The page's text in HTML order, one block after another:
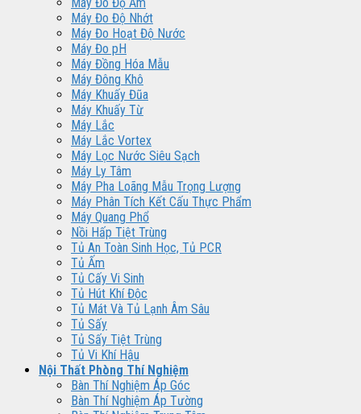
Máy Đo Độ Ẩm
Máy Đo Độ Nhớt
Máy Đo Hoạt Độ Nước
Máy Đo pH
Máy Đồng Hóa Mẫu
Máy Đông Khô
Máy Khuấy Đũa
Máy Khuấy Từ
Máy Lắc
Máy Lắc Vortex
Máy Lọc Nước Siêu Sạch
Máy Ly Tâm
Máy Pha Loãng Mẫu Trọng Lượng
Máy Phân Tích Kết Cấu Thực Phẩm
Máy Quang Phổ
Nồi Hấp Tiệt Trùng
Tủ An Toàn Sinh Học, Tủ PCR
Tủ Ấm
Tủ Cấy Vi Sinh
Tủ Hút Khí Độc
Tủ Mát Và Tủ Lạnh Âm Sâu
Tủ Sấy
Tủ Sấy Tiệt Trùng
Tủ Vi Khí Hậu
Nội Thất Phòng Thí Nghiệm
Bàn Thí Nghiệm Áp Góc
Bàn Thí Nghiệm Áp Tường